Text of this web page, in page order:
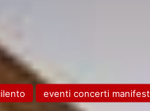
eventi concerti